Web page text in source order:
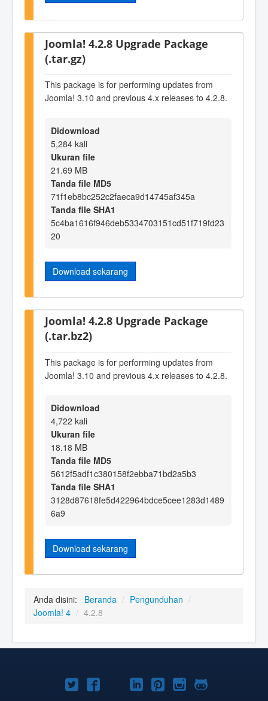
Joomla! 4.2.8 Upgrade Package
(.tar.gz)
This package is for performing updates from
Joomla! 3.10 and previous 4.x releases to 4.2.8.
Didownload
5,284 kali
Ukuran file
21.69 MB
Tanda file MD5
71f1eb8bc252c2faeca9d14745af345a
Tanda file SHA1
5c4ba1616f946deb5334703151cd51f719fd23
20
Download sekarang
Joomla! 4.2.8 Upgrade Package
(.tar.bz2)
This package is for performing updates from
Joomla! 3.10 and previous 4.x releases to 4.2.8.
Didownload
4,722 kali
Ukuran file
18.18 MB
Tanda file MD5
5612f5adf1c380158f2ebba71bd2a5b3
Tanda file SHA1
3128d87618fe5d422964bdce5cee1283d1489
6a9
Download sekarang
Anda disini: Beranda / Pengunduhan /
Joomla! 4 / 4.2.8
Joomla!Joomla!Joomla!
Joomla!Joomla!
Joomla!Joomla!